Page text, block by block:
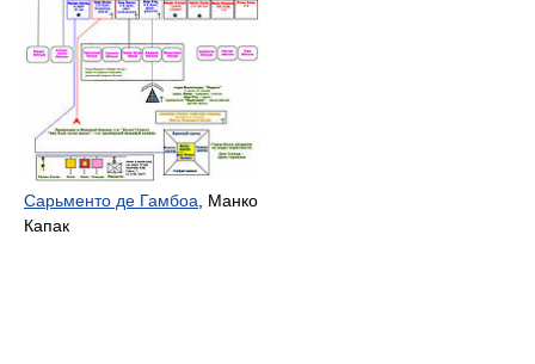
Сарьменто де Гамбоа , Манко
Капак